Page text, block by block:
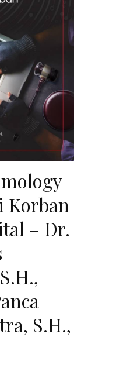
Korban
– Dr.
S.H.,